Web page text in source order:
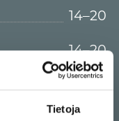
Tietoja
14–20
14–20